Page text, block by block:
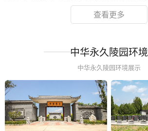
查看更多
中华永久陵园环境
中华永久陵园环境展示